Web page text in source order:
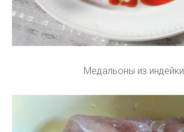
Медальоны из индейки